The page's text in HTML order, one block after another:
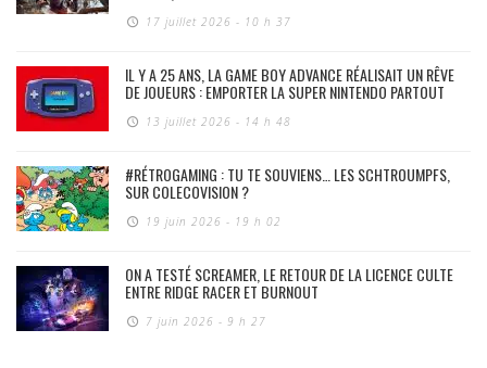
17 juillet 2026 - 10 h 37
IL Y A 25 ANS, LA GAME BOY ADVANCE RÉALISAIT UN RÊVE
DE JOUEURS : EMPORTER LA SUPER NINTENDO PARTOUT
13 juillet 2026 - 14 h 48
#RÉTROGAMING : TU TE SOUVIENS… LES SCHTROUMPFS,
SUR COLECOVISION ?
19 juin 2026 - 19 h 02
ON A TESTÉ SCREAMER, LE RETOUR DE LA LICENCE CULTE
ENTRE RIDGE RACER ET BURNOUT
7 juin 2026 - 9 h 27